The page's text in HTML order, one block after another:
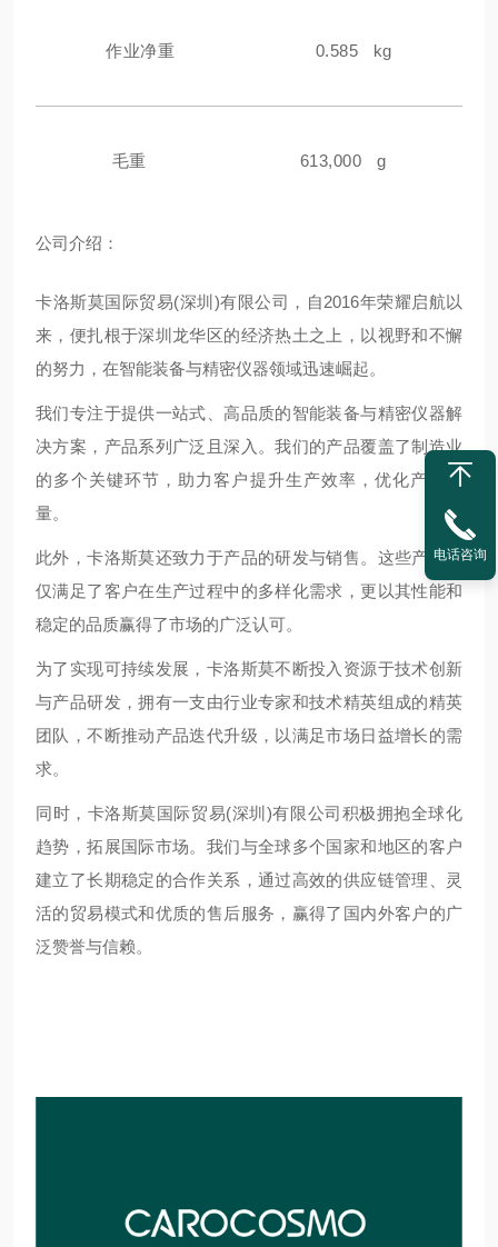
作业净重 0.585 kg
毛重 613,000 g
公司介绍：
卡洛斯莫国际贸易(深圳)有限公司，自2016年荣耀启航以
来，便扎根于深圳龙华区的经济热土之上，以视野和不懈
的努力，在智能装备与精密仪器领域迅速崛起。
我们专注于提供一站式、高品质的智能装备与精密仪器解
决方案，产品系列广泛且深入。我们的产品覆盖了制造业
的多个关键环节，助力客户提升生产效率，优化产品质
量。
此外，卡洛斯莫还致力于产品的研发与销售。这些产品不
仅满足了客户在生产过程中的多样化需求，更以其性能和
稳定的品质赢得了市场的广泛认可。
为了实现可持续发展，卡洛斯莫不断投入资源于技术创新
与产品研发，拥有一支由行业专家和技术精英组成的精英
团队，不断推动产品迭代升级，以满足市场日益增长的需
求。
同时，卡洛斯莫国际贸易(深圳)有限公司积极拥抱全球化
趋势，拓展国际市场。我们与全球多个国家和地区的客户
建立了长期稳定的合作关系，通过高效的供应链管理、灵
活的贸易模式和优质的售后服务，赢得了国内外客户的广
泛赞誉与信赖。
电话咨询